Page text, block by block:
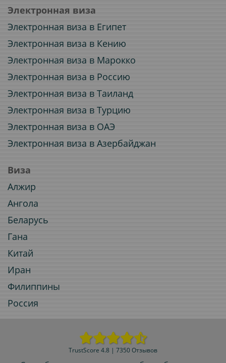
Электронная виза
Электронная виза в Египет
Электронная виза в Кению
Электронная виза в Марокко
Электронная виза в Россию
Электронная виза в Таиланд
Электронная виза в Турцию
Электронная виза в ОАЭ
Электронная виза в Азербайджан
Виза
Алжир
Ангола
Беларусь
Гана
Китай
Иран
Филиппины
Россия
TrustScore 4.8 | 7350 Отзывов